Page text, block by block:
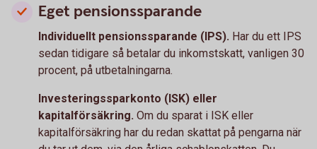
Eget pensionssparande
Individuellt pensionssparande (IPS). Har du ett IPS
sedan tidigare så betalar du inkomstskatt, vanligen 30
procent, på utbetalningarna.
Investeringssparkonto (ISK) eller
kapitalförsäkring. Om du sparat i ISK eller
kapitalförsäkring har du redan skattat på pengarna när